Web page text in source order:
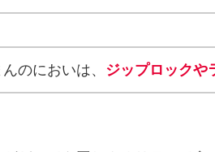
のにおいは、 ジップロックや